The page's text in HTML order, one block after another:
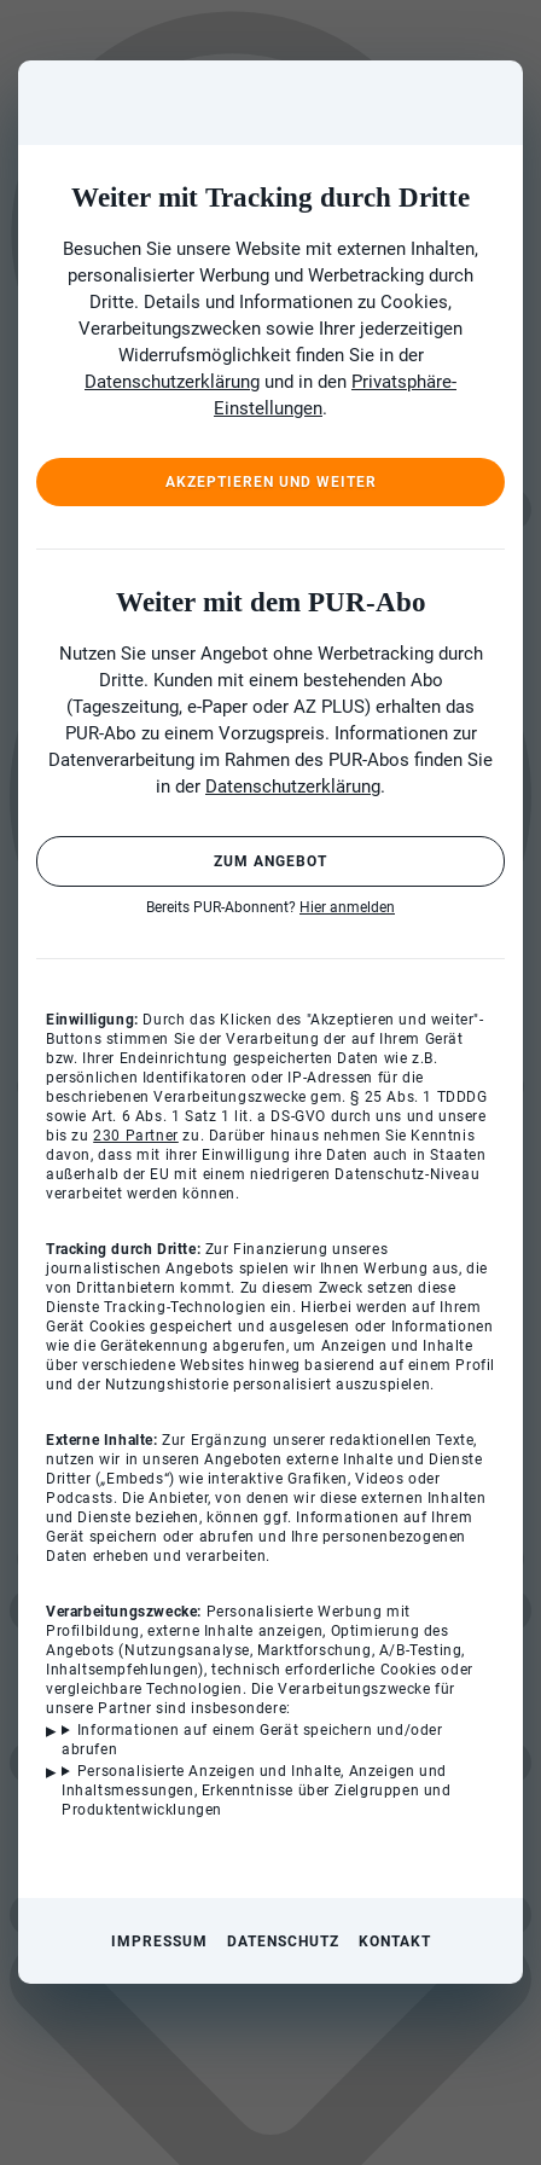
Weiter mit Tracking durch Dritte
Besuchen Sie unsere Website mit externen Inhalten,
personalisierter Werbung und Werbetracking durch
Dritte. Details und Informationen zu Cookies,
Verarbeitungszwecken sowie Ihrer jederzeitigen
Widerrufsmöglichkeit finden Sie in der
Datenschutzerklärung und in den Privatsphäre-
Einstellungen.
AKZEPTIEREN UND WEITER
Weiter mit dem PUR-Abo
Nutzen Sie unser Angebot ohne Werbetracking durch
Dritte. Kunden mit einem bestehenden Abo
(Tageszeitung, e-Paper oder AZ PLUS) erhalten das
PUR-Abo zu einem Vorzugspreis. Informationen zur
Datenverarbeitung im Rahmen des PUR-Abos finden Sie
in der Datenschutzerklärung.
ZUM ANGEBOT
Bereits PUR-Abonnent? Hier anmelden
Einwilligung: Durch das Klicken des "Akzeptieren und weiter"-
Buttons stimmen Sie der Verarbeitung der auf Ihrem Gerät
bzw. Ihrer Endeinrichtung gespeicherten Daten wie z.B.
persönlichen Identifikatoren oder IP-Adressen für die
beschriebenen Verarbeitungszwecke gem. § 25 Abs. 1 TDDDG
sowie Art. 6 Abs. 1 Satz 1 lit. a DS-GVO durch uns und unsere
bis zu230 Partner zu. Darüber hinaus nehmen Sie Kenntnis
davon, dass mit ihrer Einwilligung ihre Daten auch in Staaten
außerhalb der EU mit einem niedrigeren Datenschutz-Niveau
verarbeitet werden können.
Tracking durch Dritte: Zur Finanzierung unseres
journalistischen Angebots spielen wir Ihnen Werbung aus, die
von Drittanbietern kommt. Zu diesem Zweck setzen diese
Dienste Tracking-Technologien ein. Hierbei werden auf Ihrem
Gerät Cookies gespeichert und ausgelesen oder Informationen
wie die Gerätekennung abgerufen, um Anzeigen und Inhalte
über verschiedene Websites hinweg basierend auf einem Profil
und der Nutzungshistorie personalisiert auszuspielen.
Externe Inhalte:Zur Ergänzung unserer redaktionellen Texte,
nutzen wir in unseren Angeboten externe Inhalte und Dienste
Dritter („Embeds“) wie interaktive Grafiken, Videos oder
Podcasts. Die Anbieter, von denen wir diese externen Inhalten
und Dienste beziehen, können ggf. Informationen auf Ihrem
Gerät speichern oder abrufen und Ihre personenbezogenen
Daten erheben und verarbeiten.
Verarbeitungszwecke: Personalisierte Werbung mit
Profilbildung, externe Inhalte anzeigen, Optimierung des
Angebots (Nutzungsanalyse, Marktforschung, A/B-Testing,
Inhaltsempfehlungen), technisch erforderliche Cookies oder
vergleichbare Technologien. Die Verarbeitungszwecke für
unsere Partner sind insbesondere:
Informationen auf einem Gerät speichern und/oder
abrufen
Personalisierte Anzeigen und Inhalte, Anzeigen und
Inhaltsmessungen, Erkenntnisse über Zielgruppen und
Produktentwicklungen
IMPRESSUM DATENSCHUTZ KONTAKT